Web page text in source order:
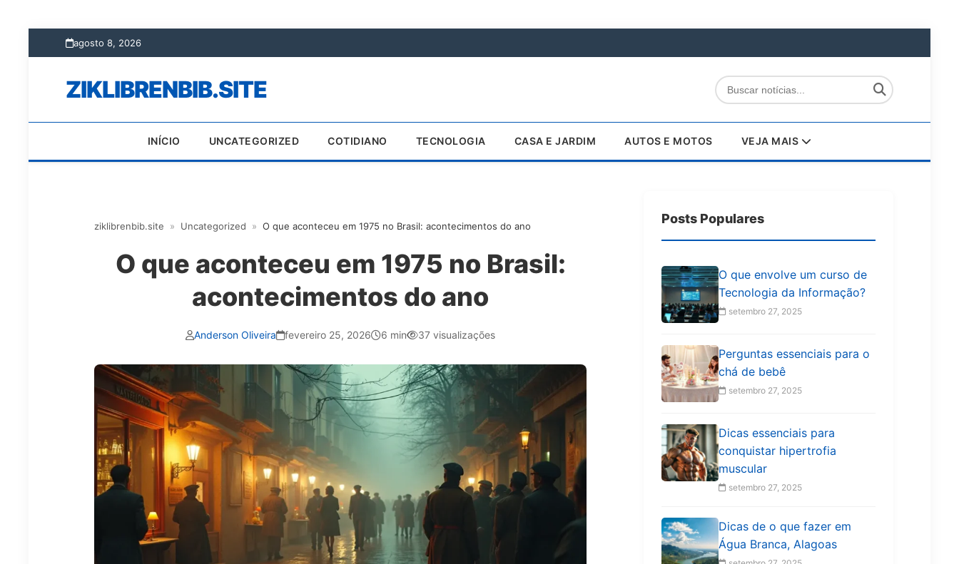
agosto 8, 2026
ZIKLIBRENBIB.SITE
INÍCIO UNCATEGORIZED COTIDIANO TECNOLOGIA CASA E JARDIM AUTOS E MOTOS VEJA MAIS
ziklibrenbib.site » Uncategorized » O que aconteceu em 1975 no Brasil: acontecimentos do ano
O que aconteceu em 1975 no Brasil:
acontecimentos do ano
Anderson Oliveira fevereiro 25, 2026 6 min 37 visualizações
Posts Populares
O que envolve um curso de
Tecnologia da Informação?
setembro 27, 2025
Perguntas essenciais para o
chá de bebê
setembro 27, 2025
Dicas essenciais para
conquistar hipertrofia
muscular
setembro 27, 2025
Dicas de o que fazer em
Água Branca, Alagoas